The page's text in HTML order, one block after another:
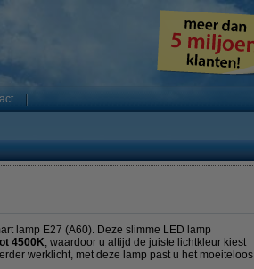
lamp E27 (A60). Deze slimme LED lamp
4500K, waardoor u altijd de juiste lichtkleur kiest
werklicht, met deze lamp past u het moeiteloos